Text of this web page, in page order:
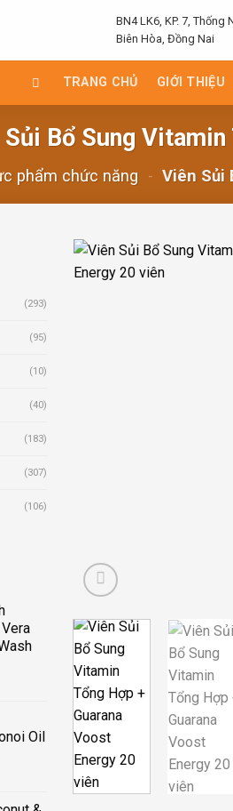
BN4 LK6, KP. 7, Thống
Biên Hòa, Đồng Nai
TRANG CHỦ GIỚI THIỆU
Bổ Sung
phẩm chức năng - Viên Sủi
(293)
(95)
(10)
(40)
(183)
(307)
(106)
Oil